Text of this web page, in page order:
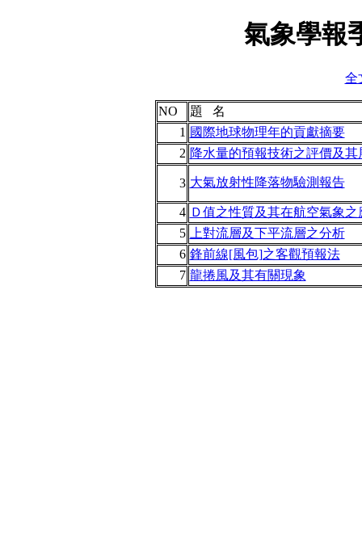
氣象學報
全
NO
題 名
1 國際地球物理年的貢獻摘要
2 降水量的預報技術之評價及其
3 大氣放射性降落物驗測報告
4 Ｄ值之性質及其在航空氣象之
5
上對流層及下平流層之分析
6 鋒前線[風包]之客觀預報法
7 龍捲風及其有關現象